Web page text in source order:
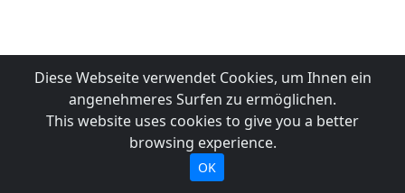
Diese Webseite verwendet Cookies, um Ihnen ein
angenehmeres Surfen zu ermöglichen.
This website uses cookies to give you a better
browsing experience.
OK